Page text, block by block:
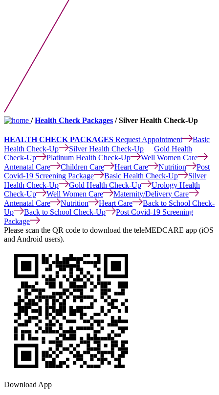
/Health Check Packages / Silver Health Check-Up
HEALTH CHECK PACKAGES Request Appointment
Basic
Health Check-Up
Silver Health Check-Up
Gold Health
Check-Up
Platinum Health Check-Up
Well Women Care
Antenatal Care
Children Care Heart Care Nutrition
Post
Covid-19 Screening Package
Basic Health Check-Up
Silver
Health Check-Up
Gold Health Check-Up
Urology Health
Check-Up
Well Women Care
Maternity/Delivery Care
Antenatal Care
Nutrition Heart Care
Back to School Check-
Up
Back to School Check-Up
Post Covid-19 Screening
Package
Please scan the QR code to download the teleMEDCARE app (iOS
and Android users).
Download App